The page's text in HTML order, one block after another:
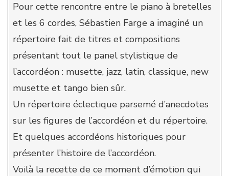
Pour cette rencontre entre le piano à bretelles
et les 6 cordes, Sébastien Farge a imaginé un
répertoire fait de titres et compositions
présentant tout le panel stylistique de
l’accordéon : musette, jazz, latin, classique, new
musette et tango bien sûr.
Un répertoire éclectique parsemé d’anecdotes
sur les figures de l’accordéon et du répertoire.
Et quelques accordéons historiques pour
présenter l’histoire de l’accordéon.
Voilà la recette de ce moment d’émotion qui